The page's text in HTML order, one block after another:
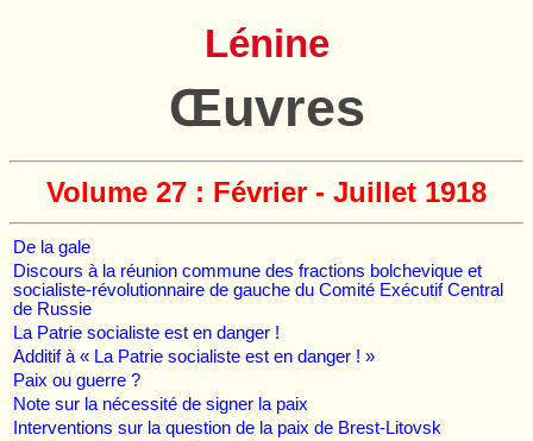
Lénine
Œuvres
Volume 27 : Février - Juillet 1918
De la gale
Discours à la réunion commune des fractions bolchevique et
socialiste-révolutionnaire de gauche du Comité Exécutif Central
de Russie
La Patrie socialiste est en danger !
Additif à « La Patrie socialiste est en danger ! »
Paix ou guerre ?
Note sur la nécessité de signer la paix
Interventions sur la question de la paix de Brest-Litovsk